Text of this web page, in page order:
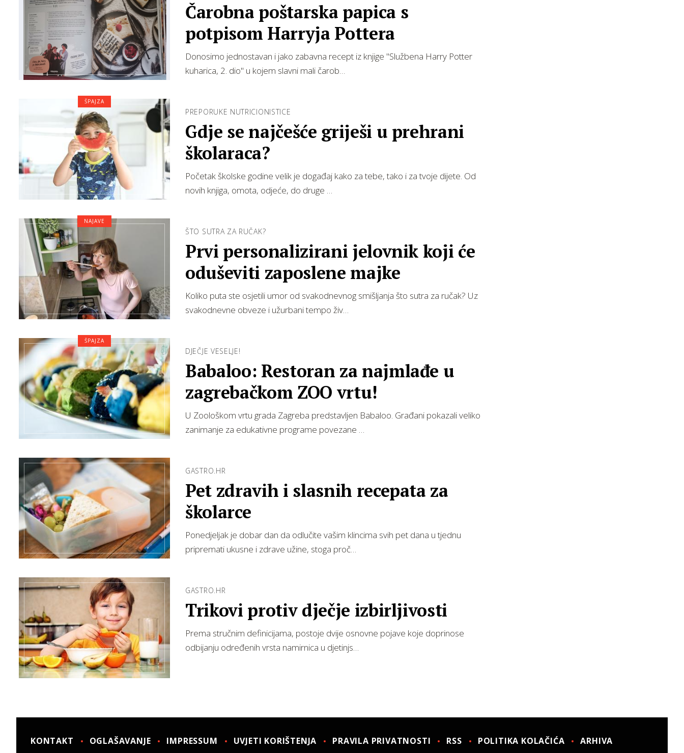
Čarobna poštarska papica s
potpisom Harryja Pottera
Donosimo jednostavan i jako zabavna recept iz knjige "Službena Harry Potter
kuharica, 2. dio" u kojem slavni mali čarob…
PREPORUKE NUTRICIONISTICE
Gdje se najčešće griješi u prehrani
školaraca?
Početak školske godine velik je događaj kako za tebe, tako i za tvoje dijete. Od
novih knjiga, omota, odjeće, do druge …
ŠPAJZA
ŠTO SUTRA ZA RUČAK?
Prvi personalizirani jelovnik koji će
oduševiti zaposlene majke
Koliko puta ste osjetili umor od svakodnevnog smišljanja što sutra za ručak? Uz
svakodnevne obveze i užurbani tempo živ…
NAJAVE
DJEČJE VESELJE!
Babaloo: Restoran za najmlađe u
zagrebačkom ZOO vrtu!
U Zoološkom vrtu grada Zagreba predstavljen Babaloo. Građani pokazali veliko
zanimanje za edukativne programe povezane …
ŠPAJZA
GASTRO.HR
Pet zdravih i slasnih recepata za
školarce
Ponedjeljak je dobar dan da odlučite vašim klincima svih pet dana u tjednu
pripremati ukusne i zdrave užine, stoga proč…
GASTRO.HR
Trikovi protiv dječje izbirljivosti
Prema stručnim definicijama, postoje dvije osnovne pojave koje doprinose
odbijanju određenih vrsta namirnica u djetinjs…
KONTAKT OGLAŠAVANJE IMPRESSUM UVJETI KORIŠTENJA PRAVILA PRIVATNOSTI RSS POLITIKA KOLAČIĆA ARHIVA